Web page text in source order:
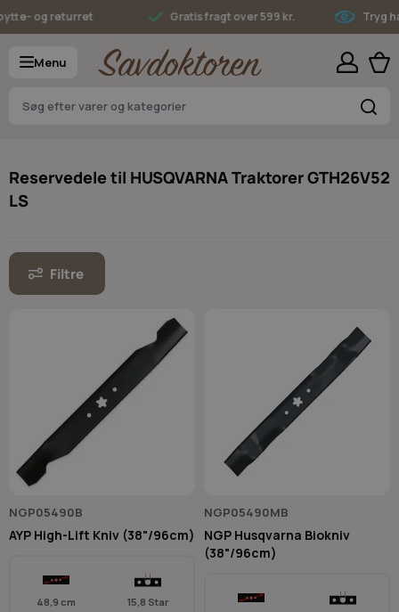
Skip to Content
og returret Gratis fragt over 599 kr. Tryg
Menu
Reservedele til HUSQVARNA Traktorer GTH26V52
LS
Filtre
NGP05490B
AYP High-Lift Kniv (38"/96cm)
48,9 cm 15,8 Star
NGP05490MB
NGP Husqvarna Biokniv
(38"/96cm)